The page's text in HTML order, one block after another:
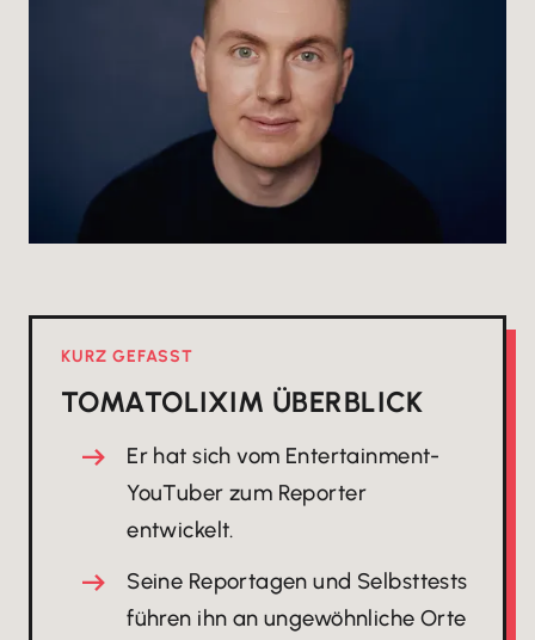
KURZ GEFASST
TOMATOLIXIM ÜBERBLICK
Er hat sich vom Entertainment-
YouTuber zum Reporter
entwickelt.
Seine Reportagen und Selbsttests
führen ihn an ungewöhnliche Orte